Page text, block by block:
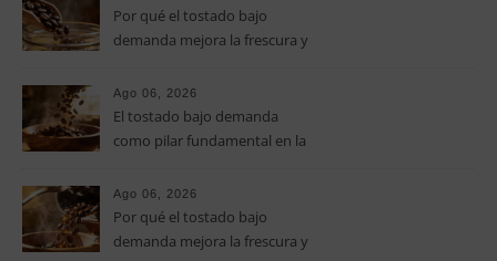
Por qué el tostado bajo
demanda mejora la frescura y
especialidad
Ago 06, 2026
El tostado bajo demanda
como pilar fundamental en la
Ago 06, 2026
Por qué el tostado bajo
demanda mejora la frescura y